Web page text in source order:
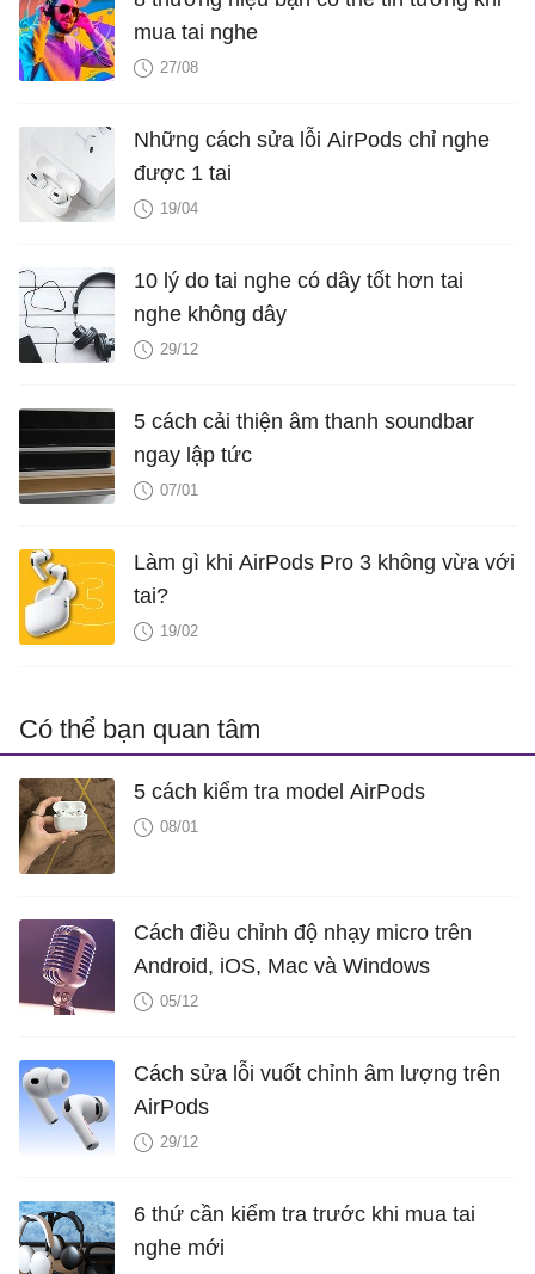
mua tai nghe
27/08
Những cách sửa lỗi AirPods chỉ nghe
được 1 tai
19/04
10 lý do tai nghe có dây tốt hơn tai
nghe không dây
29/12
5 cách cải thiện âm thanh soundbar
ngay lập tức
07/01
Làm gì khi AirPods Pro 3 không vừa với
tai?
19/02
Có thể bạn quan tâm
5 cách kiểm tra model AirPods
08/01
Cách điều chỉnh độ nhạy micro trên
Android, iOS, Mac và Windows
05/12
Cách sửa lỗi vuốt chỉnh âm lượng trên
AirPods
29/12
6 thứ cần kiểm tra trước khi mua tai
nghe mới